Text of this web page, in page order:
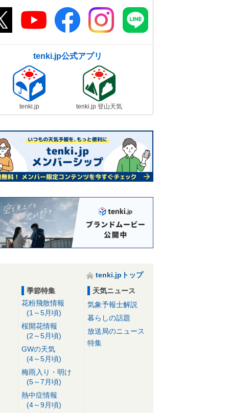
tenki.jp公式アプリ
tenki.jp tenki.jp 登山天気
tenki.jpトップ
季節特集
花粉飛散情報
(1～5月頃)
桜開花情報
(2～5月頃)
GWの天気
(4～5月頃)
梅雨入り・明け
(5～7月頃)
熱中症情報
(4～9月頃)
天気ニュース
気象予報士解説
暮らしの話題
放送局のニュース
特集